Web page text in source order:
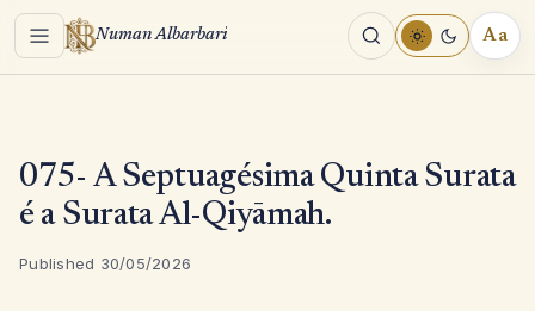
Menu Numan Albarbari Aa
075- A Septuagésima Quinta Surata
é a Surata Al-Qiyāmah.
Published 30/05/2026